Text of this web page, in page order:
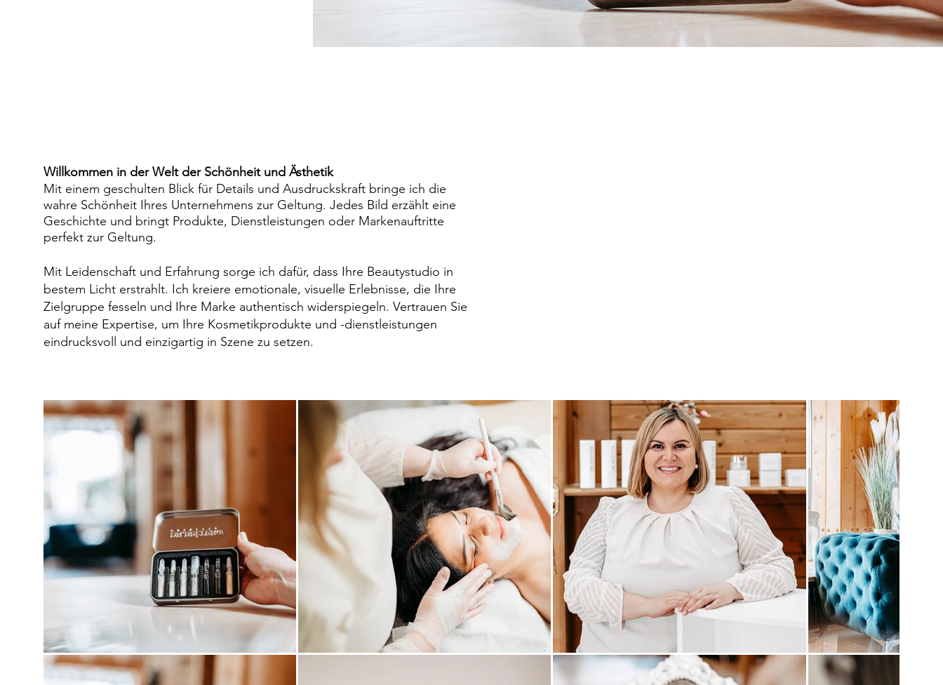
Willkommen in der Welt der Schönheit und Ästhetik
Mit einem geschulten Blick für Details und Ausdruckskraft bringe ich die
wahre Schönheit Ihres Unternehmens zur Geltung. Jedes Bild erzählt eine
Geschichte und bringt Produkte, Dienstleistungen oder Markenauftritte
perfekt zur Geltung.
Mit Leidenschaft und Erfahrung sorge ich dafür, dass Ihre Beautystudio in
bestem Licht erstrahlt. Ich kreiere emotionale, visuelle Erlebnisse, die Ihre
Zielgruppe fesseln und Ihre Marke authentisch widerspiegeln. Vertrauen Sie
auf meine Expertise, um Ihre Kosmetikprodukte und -dienstleistungen
eindrucksvoll und einzigartig in Szene zu setzen.